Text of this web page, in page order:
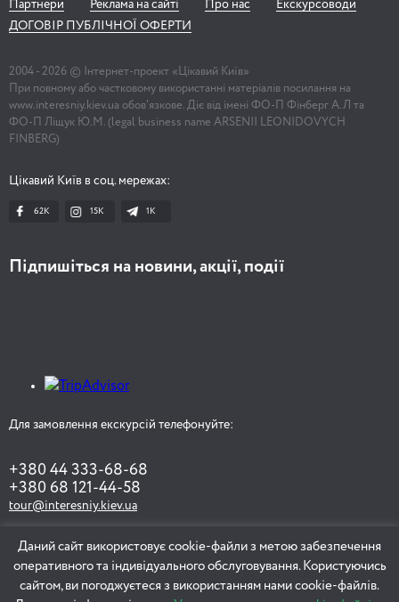
Партнери Реклама на сайті Про нас
Екскурсоводи
ДОГОВІР ПУБЛІЧНОЇ ОФЕРТИ
2004 - 2026 © Інтернет-проект «Цікавий Київ»
При повному або частковому використанні матеріалів посилання на
www.interesniy.kiev.ua обов'язкове. Діє від імені ФО-П Фінберг А.Л та
ФО-П Ліщук Ю.М. (legal business name ARSENII LEONIDOVYCH
FINBERG)
Цікавий Київ в соц. мережах:
62K 15K 1К
Підпишіться на новини, акції, події
Для замовлення екскурсій телефонуйте:
+380 44 333-68-68
+380 68 121-44-58
tour@interesniy.kiev.ua
ЗАМОВИТИ ЕКСКУРСІЮ
Даний сайт використовує cookie-файли з метою забезпечення
оперативного та індивідуального обслуговування. Користуючись
сайтом, ви погоджуєтеся з використанням нами cookie-файлів.